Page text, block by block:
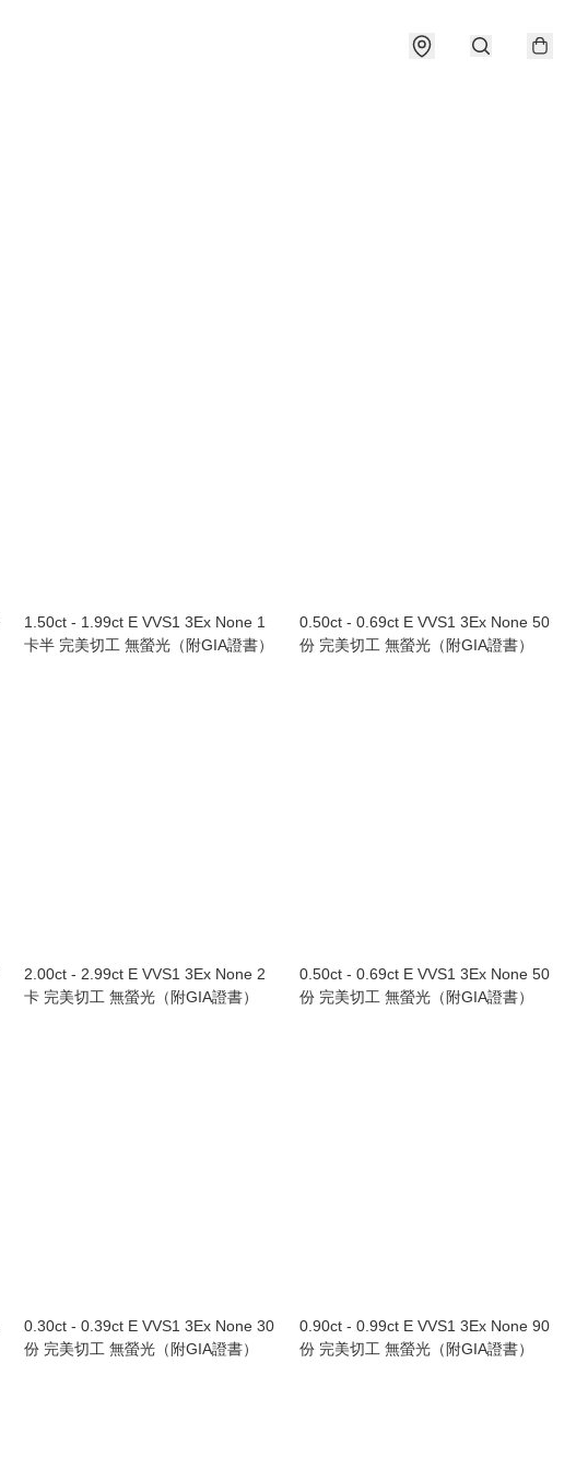
1.50ct - 1.99ct E VVS1 3Ex None 1
卡半 完美切工 無螢光（附GIA證書）
0.50ct - 0.69ct E VVS1 3Ex None 50
份 完美切工 無螢光（附GIA證書）
2.00ct - 2.99ct E VVS1 3Ex None 2
卡 完美切工 無螢光（附GIA證書）
0.50ct - 0.69ct E VVS1 3Ex None 50
份 完美切工 無螢光（附GIA證書）
0.30ct - 0.39ct E VVS1 3Ex None 30
份 完美切工 無螢光（附GIA證書）
0.90ct - 0.99ct E VVS1 3Ex None 90
份 完美切工 無螢光（附GIA證書）